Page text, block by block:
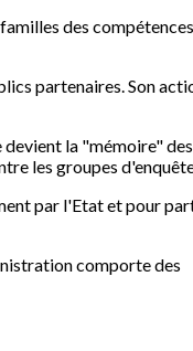
des
partenaires. Son
la "mémoire"
les groupes
par l'Etat et pour
comporte des